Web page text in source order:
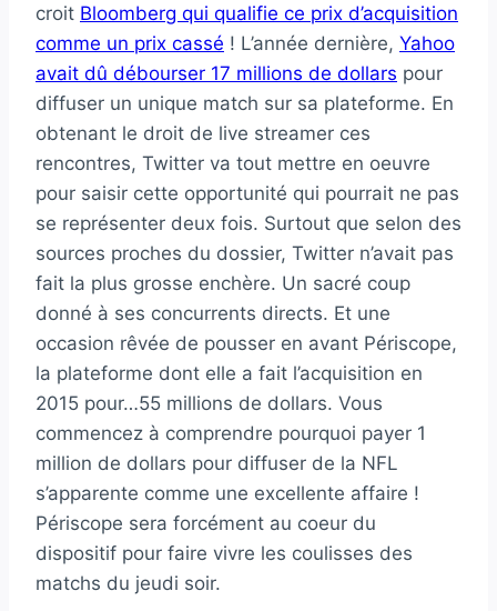
croit Bloomberg qui qualifie ce prix d’acquisition
comme un prix cassé ! L’année dernière, Yahoo
avait dû débourser 17 millions de dollars pour
diffuser un unique match sur sa plateforme. En
obtenant le droit de live streamer ces
rencontres, Twitter va tout mettre en oeuvre
pour saisir cette opportunité qui pourrait ne pas
se représenter deux fois. Surtout que selon des
sources proches du dossier, Twitter n’avait pas
fait la plus grosse enchère. Un sacré coup
donné à ses concurrents directs. Et une
occasion rêvée de pousser en avant Périscope,
la plateforme dont elle a fait l’acquisition en
2015 pour…55 millions de dollars. Vous
commencez à comprendre pourquoi payer 1
million de dollars pour diffuser de la NFL
s’apparente comme une excellente affaire !
Périscope sera forcément au coeur du
dispositif pour faire vivre les coulisses des
matchs du jeudi soir.